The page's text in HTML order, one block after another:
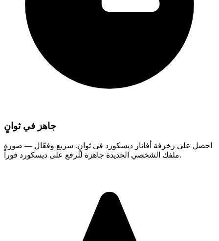
جاهز في ثوانٍ
احصل على زخرفة أفاتار ديسكورد في ثوانٍ. سريع وفعّال — صورة
ملفك الشخصي الجديدة جاهزة للرفع على ديسكورد فوراً.